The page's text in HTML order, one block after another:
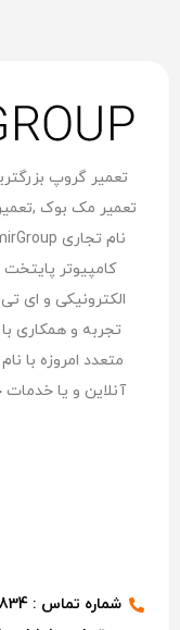
تعمیر گروپ
تعمیر مک بوک
کامپیوتر
الکترونیکی و ای
تجربه و همکاری
متعدد امروزه با
آنلاین و یا
شماره تماس : 02188679834